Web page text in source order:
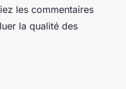
les commentaires
la qualité des